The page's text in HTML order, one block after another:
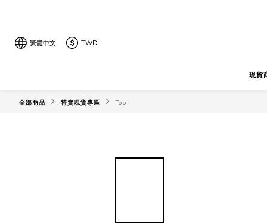
繁體中文 TWD
現貨
全部商品 特賣現貨專區 Top